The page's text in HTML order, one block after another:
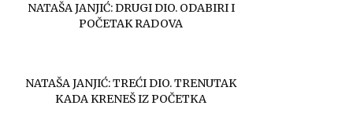
NATAŠA JANJIĆ: DRUGI DIO. ODABIRI I
POČETAK RADOVA
NATAŠA JANJIĆ: TREĆI DIO. TRENUTAK
KADA KRENEŠ IZ POČETKA